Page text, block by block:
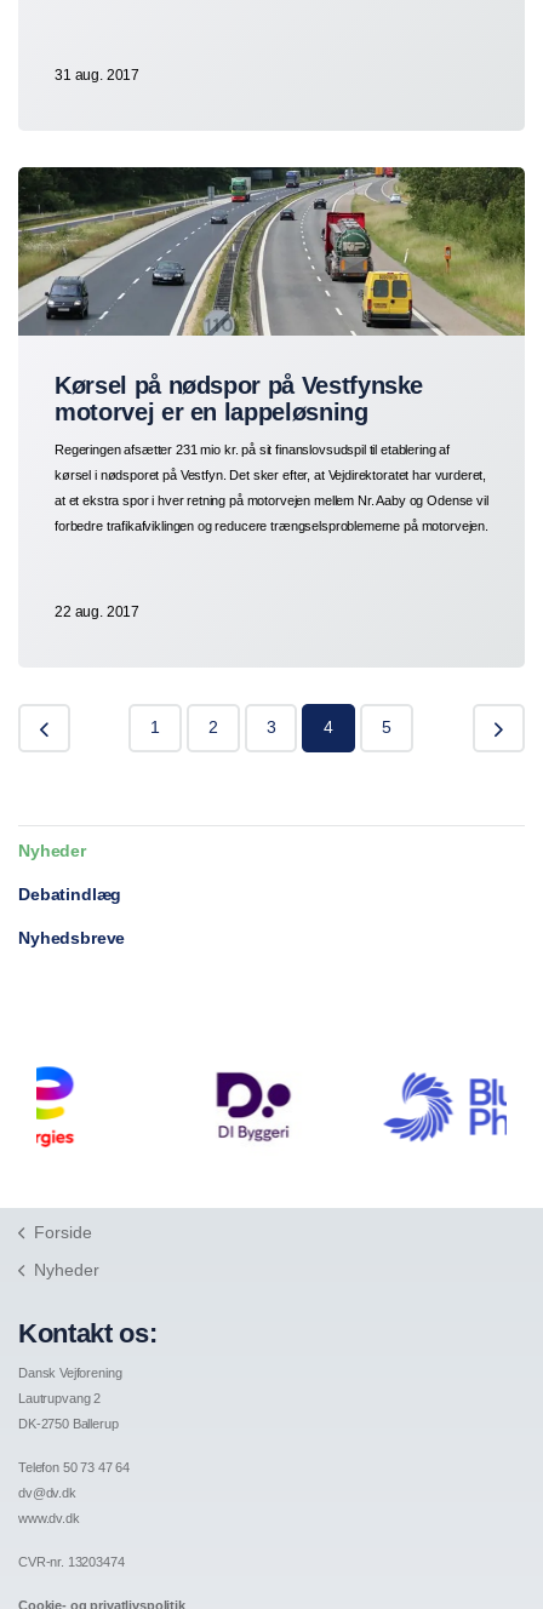
31 aug. 2017
Kørsel på nødspor på Vestfynske
motorvej er en lappeløsning
Regeringen afsætter 231 mio kr. på sit finanslovsudspil til etablering af
kørsel i nødsporet på Vestfyn. Det sker efter, at Vejdirektoratet har vurderet,
at et ekstra spor i hver retning på motorvejen mellem Nr. Aaby og Odense vil
forbedre trafikafviklingen og reducere trængselsproblemerne på motorvejen.
22 aug. 2017
1 2 3 4 5
Nyheder
Debatindlæg
Nyhedsbreve
Forside
Nyheder
Kontakt os:
Dansk Vejforening
Lautrupvang 2
DK-2750 Ballerup
Telefon 50 73 47 64
dv@dv.dk
www.dv.dk
CVR-nr. 13203474
Cookie- og privatlivspolitik